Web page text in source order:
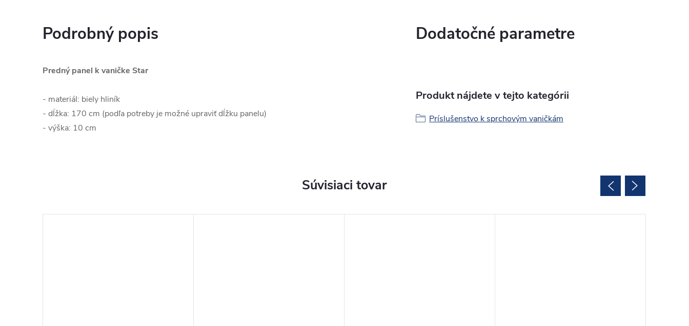
Podrobný popis
Predný panel k vaničke Star
- materiál: biely hliník
- dĺžka: 170 cm (podľa potreby je možné upraviť dĺžku panelu)
- výška: 10 cm
Dodatočné parametre
Produkt nájdete v tejto kategórii
Príslušenstvo k sprchovým vaničkám
Súvisiaci tovar